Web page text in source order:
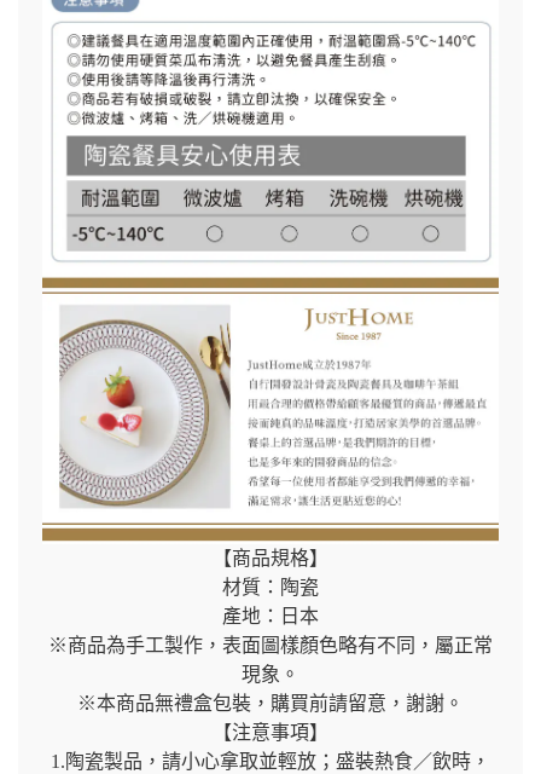
【商品規格】
材質：陶瓷
產地：日本
※商品為手工製作，表面圖樣顏色略有不同，屬正常
現象。
※本商品無禮盒包裝，購買前請留意，謝謝。
【注意事項】
1.陶瓷製品，請小心拿取並輕放；盛裝熱食／飲時，